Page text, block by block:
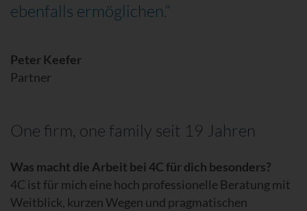
ebenfalls ermöglichen.“
Peter Keefer
Partner
One firm, one family seit 19 Jahren
Was macht die Arbeit bei 4C für dich besonders?
4C ist für mich eine hoch professionelle Beratung mit
Weitblick, kurzen Wegen und pragmatischen